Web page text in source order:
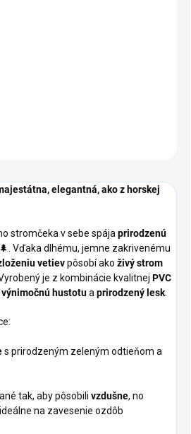
elegantná, ako z horskej
stromčeka v sebe spájaprirodzenú
🌲. Vďaka dlhému, jemne zakrivenému
vetievpôsobí ako živý strom
je z kombinácie kvalitnej PVC
výnimočnú hustotuaprirodzený lesk.
s prirodzeným zeleným odtieňom a
tak, aby pôsobili vzdušne, no
na zavesenie ozdôb